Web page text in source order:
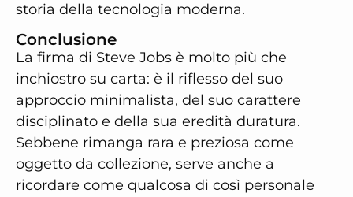
storia della tecnologia moderna.
Conclusione
La firma di Steve Jobs è molto più che
inchiostro su carta: è il riflesso del suo
approccio minimalista, del suo carattere
disciplinato e della sua eredità duratura.
Sebbene rimanga rara e preziosa come
oggetto da collezione, serve anche a
ricordare come qualcosa di così personale